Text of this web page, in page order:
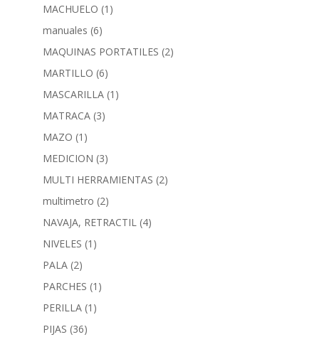
MACHUELO (1)
manuales (6)
MAQUINAS PORTATILES (2)
MARTILLO (6)
MASCARILLA (1)
MATRACA (3)
MAZO (1)
MEDICION (3)
MULTI HERRAMIENTAS (2)
multimetro (2)
NAVAJA, RETRACTIL (4)
NIVELES (1)
PALA (2)
PARCHES (1)
PERILLA (1)
PIJAS (36)